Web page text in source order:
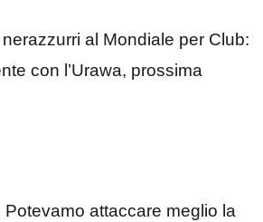
al Mondiale per Club:
con l’Urawa, prossima
attaccare meglio la